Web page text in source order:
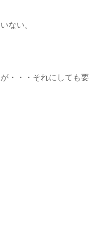
ない。
・・・それにしても